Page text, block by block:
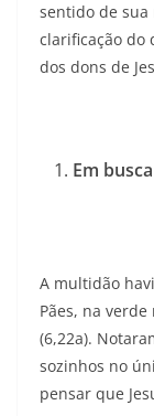
sentido de sua
clarificação do
dos dons de
Em
A multidão
Pães, na
(6,22a).
sozinhos no
pensar que